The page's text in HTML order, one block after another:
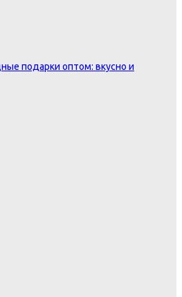
подарки оптом: вкусно и